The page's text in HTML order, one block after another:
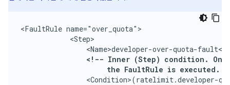
<FaultRule name="over_quota">
            <Step>
<Name>developer-over-quota-fault</
<!-- Inner (Step) condition.
the FaultRule is executed.
<Condition>(ratelimit.developer-